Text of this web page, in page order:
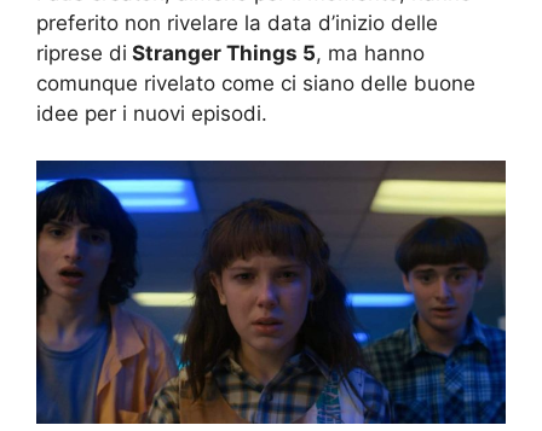
preferito non rivelare la data d’inizio delle
riprese di Stranger Things 5, ma hanno
comunque rivelato come ci siano delle buone
idee per i nuovi episodi.